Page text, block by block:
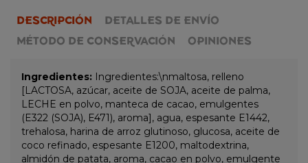
DESCRIPCIÓN
DETALLES DE ENVÍO
MÉTODO DE CONSERVACIÓN
OPINIONES
Ingredientes: Ingredientes:\nmaltosa, relleno
[LACTOSA, azúcar, aceite de SOJA, aceite de palma,
LECHE en polvo, manteca de cacao, emulgentes
(E322 (SOJA), E471), aroma], agua, espesante E1442,
trehalosa, harina de arroz glutinoso, glucosa, aceite de
coco refinado, espesante E1200, maltodextrina,
almidón de patata, aroma, cacao en polvo, emulgente